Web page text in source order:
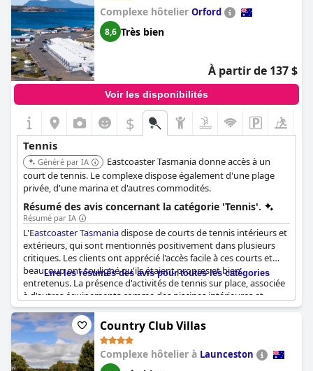
Complexe hôtelier Orford
8,6 Très bien
À partir de 137 $
Voir les disponibilités
$
Tennis
Généré par IA
Eastcoaster Tasmania donne accès à un
court de tennis. Le complexe dispose également d'une plage
privée, d'une marina et d'autres commodités.
Résumé des avis concernant la catégorie 'Tennis'.
Résumé par IA
L'Eastcoaster Tasmaniadispose de courts de tennis intérieurs et
extérieurs, qui sont mentionnés positivement dans plusieurs
critiques. Les clients ont apprécié l'accès facile à ces courts et
beaucoup ont souligné qu'ils étaient propres et bien
entretenus. La présence d'activités de tennis sur place, associée
à d'autres équipements comme des piscines intérieures et
extérieures, offrait aux clients diverses options de loisirs.
Cependant, il y a eu quelques problèmes d'entretien dans
d'autres installations, comme des paniers de basket cassés et du
matériel d'arcade. Bien que le sentiment général envers les
Lire les résumés des avis pour toutes les catégories
Country Club Villas
Complexe hôtelier à Launceston